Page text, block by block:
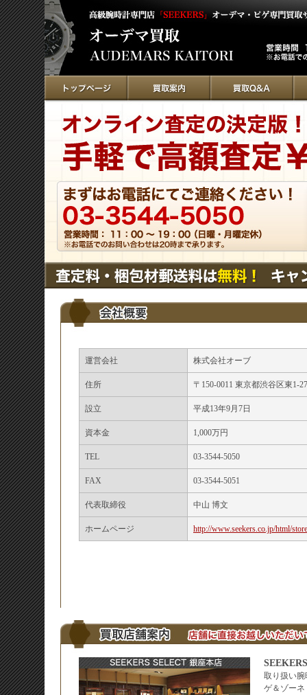
運営会社 株式会社オーブ
住所 〒150-0011 東京都渋谷区東1-
設立 平成13年9月7日
資本金 1,000万円
TEL 03-3544-5050
FAX 03-3544-5051
代表取締役 中山 博文
ホームページ http://www.seekers.co.jp/html/
取り扱い
ゲ＆ゾー